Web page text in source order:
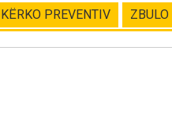
ZBULO
KËRKO PREVENTIV